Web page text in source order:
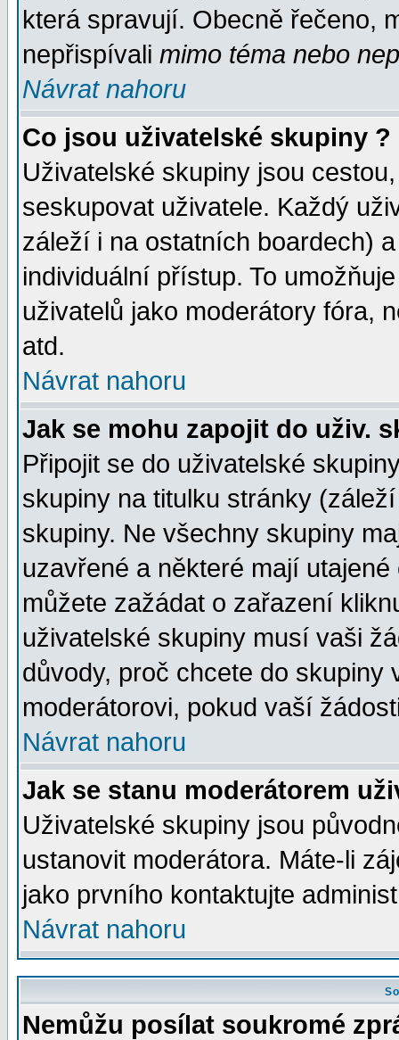
která spravují. Obecně řečeno,
nepřispívali mimo téma nebo
Návrat nahoru
Co jsou uživatelské skupiny ?
Uživatelské skupiny jsou
seskupovat uživatele. Každý
záleží i na ostatních boardech)
individuální přístup. To
uživatelů jako moderátory fóra,
atd.
Návrat nahoru
Jak se mohu zapojit do uživ.
Připojit se do uživatelské
skupiny na titulku stránky
skupiny. Ne všechny skupiny
uzavřené a některé mají
můžete zažádat o zařazení
uživatelské skupiny musí vaši
důvody, proč chcete do skupiny
moderátorovi, pokud vaší
Návrat nahoru
Jak se stanu moderátorem
Uživatelské skupiny jsou
ustanovit moderátora. Máte-li
jako prvního kontaktujte
Návrat nahoru
Nemůžu posílat soukromé